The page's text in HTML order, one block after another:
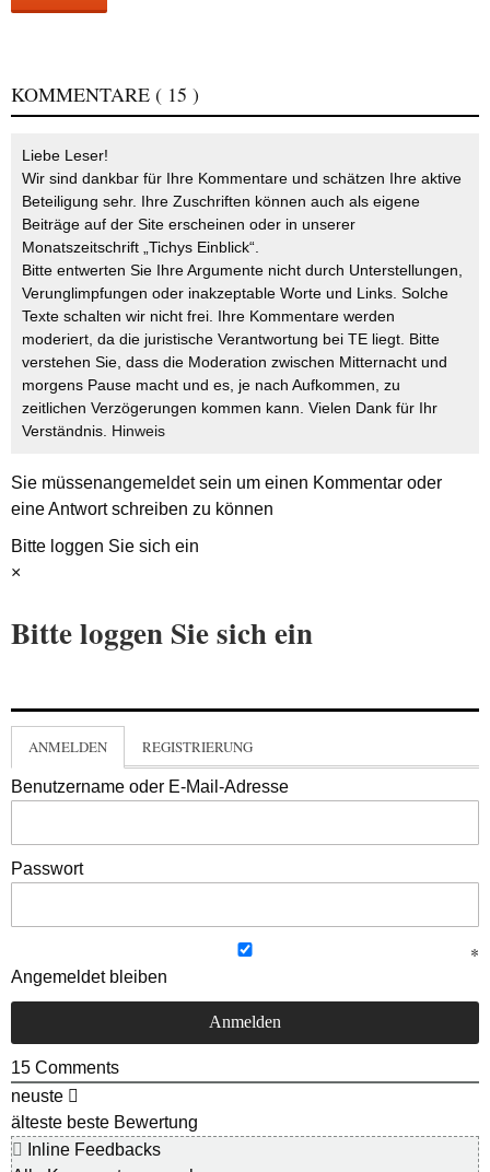
KOMMENTARE ( 15 )
Liebe Leser!
Wir sind dankbar für Ihre Kommentare und schätzen Ihre aktive
Beteiligung sehr. Ihre Zuschriften können auch als eigene
Beiträge auf der Site erscheinen oder in unserer
Monatszeitschrift „Tichys Einblick“.
Bitte entwerten Sie Ihre Argumente nicht durch Unterstellungen,
Verunglimpfungen oder inakzeptable Worte und Links. Solche
Texte schalten wir nicht frei. Ihre Kommentare werden
moderiert, da die juristische Verantwortung bei TE liegt. Bitte
verstehen Sie, dass die Moderation zwischen Mitternacht und
morgens Pause macht und es, je nach Aufkommen, zu
zeitlichen Verzögerungen kommen kann. Vielen Dank für Ihr
Verständnis. Hinweis
Sie müssenangemeldetsein um einen Kommentar oder
eine Antwort schreiben zu können
Bitte loggen Sie sich ein
×
Bitte loggen Sie sich ein
ANMELDEN REGISTRIERUNG
Benutzername oder E-Mail-Adresse
Passwort
Angemeldet bleiben
15 Comments
neuste
älteste beste Bewertung
Inline Feedbacks